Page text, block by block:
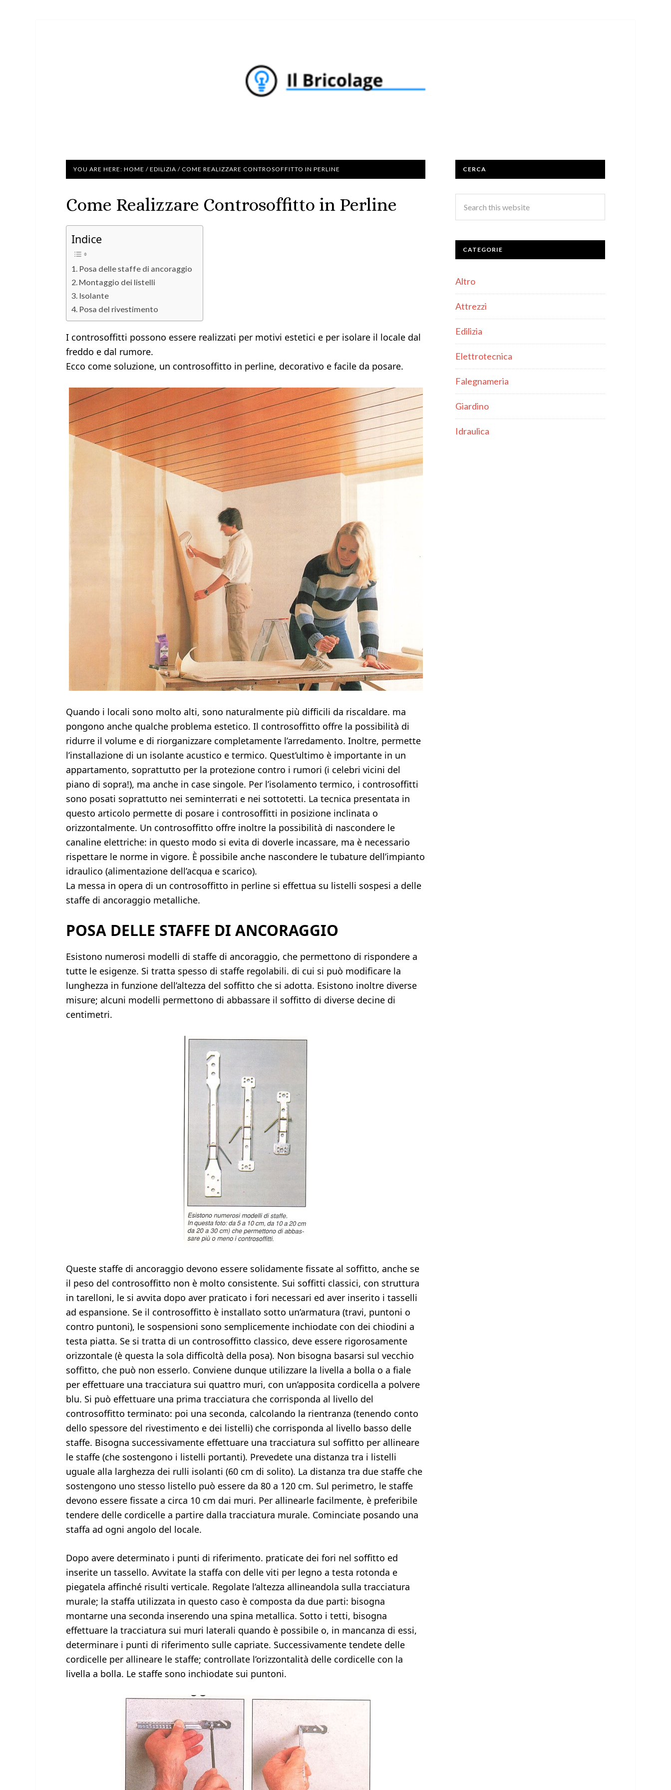
YOU ARE HERE: HOME / EDILIZIA / COME REALIZZARE CONTROSOFFITTO IN PERLINE
Come Realizzare Controsoffitto in Perline
Indice
Posa delle staffe di ancoraggio
Montaggio dei listelli
Isolante
Posa del rivestimento
I controsoffitti possono essere realizzati per motivi estetici e per isolare il locale dal
freddo e dal rumore.
Ecco come soluzione, un controsoffitto in perline, decorativo e facile da posare.
Quando i locali sono molto alti, sono naturalmente più difficili da riscaldare. ma
pongono anche qualche problema estetico. Il controsoffitto offre la possibilità di
ridurre il volume e di riorganizzare completamente l’arredamento. Inoltre, permette
l’installazione di un isolante acustico e termico. Quest’ultimo è importante in un
appartamento, soprattutto per la protezione contro i rumori (i celebri vicini del
piano di sopra!), ma anche in case singole. Per l’isolamento termico, i controsoffitti
sono posati soprattutto nei seminterrati e nei sottotetti. La tecnica presentata in
questo articolo permette di posare i controsoffitti in posizione inclinata o
orizzontalmente. Un controsoffitto offre inoltre la possibilità di nascondere le
canaline elettriche: in questo modo si evita di doverle incassare, ma è necessario
rispettare le norme in vigore. È possibile anche nascondere le tubature dell’impianto
idraulico (alimentazione dell’acqua e scarico).
La messa in opera di un controsoffitto in perline si effettua su listelli sospesi a delle
staffe di ancoraggio metalliche.
POSA DELLE STAFFE DI ANCORAGGIO
Esistono numerosi modelli di staffe di ancoraggio, che permettono di rispondere a
tutte le esigenze. Si tratta spesso di staffe regolabili. di cui si può modificare la
lunghezza in funzione dell’altezza del soffitto che si adotta. Esistono inoltre diverse
misure; alcuni modelli permettono di abbassare il soffitto di diverse decine di
centimetri.
Queste staffe di ancoraggio devono essere solidamente fissate al soffitto, anche se
il peso del controsoffitto non è molto consistente. Sui soffitti classici, con struttura
in tarelloni, le si avvita dopo aver praticato i fori necessari ed aver inserito i tasselli
ad espansione. Se il controsoffitto è installato sotto un’armatura (travi, puntoni o
contro puntoni), le sospensioni sono semplicemente inchiodate con dei chiodini a
testa piatta. Se si tratta di un controsoffitto classico, deve essere rigorosamente
orizzontale (è questa la sola difficoltà della posa). Non bisogna basarsi sul vecchio
soffitto, che può non esserlo. Conviene dunque utilizzare la livella a bolla o a fiale
per effettuare una tracciatura sui quattro muri, con un’apposita cordicella a polvere
blu. Si può effettuare una prima tracciatura che corrisponda al livello del
controsoffitto terminato: poi una seconda, calcolando la rientranza (tenendo conto
dello spessore del rivestimento e dei listelli) che corrisponda al livello basso delle
staffe. Bisogna successivamente effettuare una tracciatura sul soffitto per allineare
le staffe (che sostengono i listelli portanti). Prevedete una distanza tra i listelli
uguale alla larghezza dei rulli isolanti (60 cm di solito). La distanza tra due staffe che
sostengono uno stesso listello può essere da 80 a 120 cm. Sul perimetro, le staffe
devono essere fissate a circa 10 cm dai muri. Per allinearle facilmente, è preferibile
tendere delle cordicelle a partire dalla tracciatura murale. Cominciate posando una
staffa ad ogni angolo del locale.
Dopo avere determinato i punti di riferimento. praticate dei fori nel soffitto ed
inserite un tassello. Avvitate la staffa con delle viti per legno a testa rotonda e
piegatela affinché risulti verticale. Regolate l’altezza allineandola sulla tracciatura
murale; la staffa utilizzata in questo caso è composta da due parti: bisogna
montarne una seconda inserendo una spina metallica. Sotto i tetti, bisogna
effettuare la tracciatura sui muri laterali quando è possibile o, in mancanza di essi,
determinare i punti di riferimento sulle capriate. Successivamente tendete delle
cordicelle per allineare le staffe; controllate l’orizzontalità delle cordicelle con la
livella a bolla. Le staffe sono inchiodate sui puntoni.
CERCA
CATEGORIE
Altro
Attrezzi
Edilizia
Elettrotecnica
Falegnameria
Giardino
Idraulica